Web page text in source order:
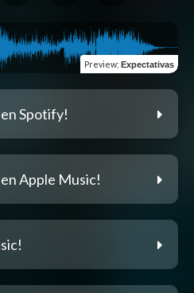
Preview: Expectativas
Spotify!
Apple Music!